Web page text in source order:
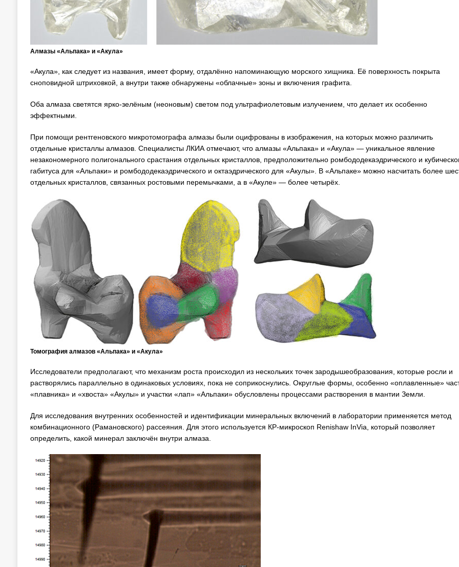
Алмазы «Альпака» и «Акула»
«Акула», как следует из названия, имеет форму, отдалённо напоминающую морского хищника. Её поверхность покрыта
сноповидной штриховкой, а внутри также обнаружены «облачные» зоны и включения графита.
Оба алмаза светятся ярко-зелёным (неоновым) светом под ультрафиолетовым излучением, что делает их особенно
эффектными.
При помощи рентгеновского микротомографа алмазы были оцифрованы в изображения, на которых можно различить
отдельные кристаллы алмазов. Специалисты ЛКИА отмечают, что алмазы «Альпака» и «Акула» — уникальное явление
незакономерного полигонального срастания отдельных кристаллов, предположительно ромбододекаэдрического и
габитуса для «Альпаки» и ромбододекаэдрического и октаэдрического для «Акулы». В «Альпаке» можно насчитать более
отдельных кристаллов, связанных ростовыми перемычками, а в «Акуле» — более четырёх.
Томография алмазов «Альпака» и «Акула»
Исследователи предполагают, что механизм роста происходил из нескольких точек зародышеобразования, которые росли и
растворялись параллельно в одинаковых условиях, пока не соприкоснулись. Округлые формы, особенно «оплавленные»
«плавника» и «хвоста» «Акулы» и участки «лап» «Альпаки» обусловлены процессами растворения в мантии Земли.
Для исследования внутренних особенностей и идентификации минеральных включений в лаборатории применяется метод
комбинационного (Рамановского) рассеяния. Для этого используется КР-микроскоп Renishaw InVia, который позволяет
определить, какой минерал заключён внутри алмаза.